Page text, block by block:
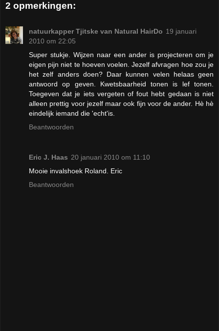
2 opmerkingen:
natuurkapper Tjitske van Natural HairDo 19 januari
2010 om 22:05
Super stukje. Wijzen naar een ander is projecteren om je
eigen pijn niet te hoeven voelen. Jezelf afvragen hoe zou je
het zelf anders doen? Daar kunnen velen helaas geen
antwoord op geven. Kwetsbaarheid tonen is lef tonen.
Toegeven dat je iets vergeten of fout hebt gedaan is niet
alleen prettig voor jezelf maar ook fijn voor de ander. Hè hè
eindelijk iemand die 'echt'is.
Beantwoorden
Eric J. Haas 20 januari 2010 om 11:10
Mooie invalshoek Roland. Eric
Beantwoorden